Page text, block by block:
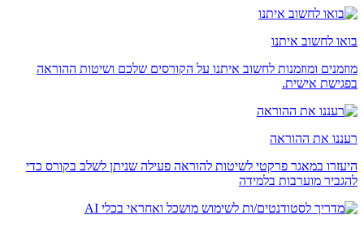
בואו לחשוב איתנו
מוזמנים ומוזמנות לחשוב איתנו על הקורסים שלכם ושיטות ההוראה
בפגישת אישית.
רעננו את ההוראה
היעזרו במאגר פרקטי לשיטות להוראה פעילה שניתן לשלב בקורס כדי
להגביר מוערבות בלמידה